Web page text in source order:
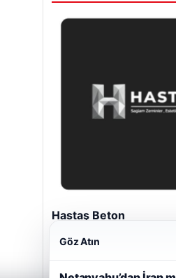
Hastaş Beton
Göz Atın